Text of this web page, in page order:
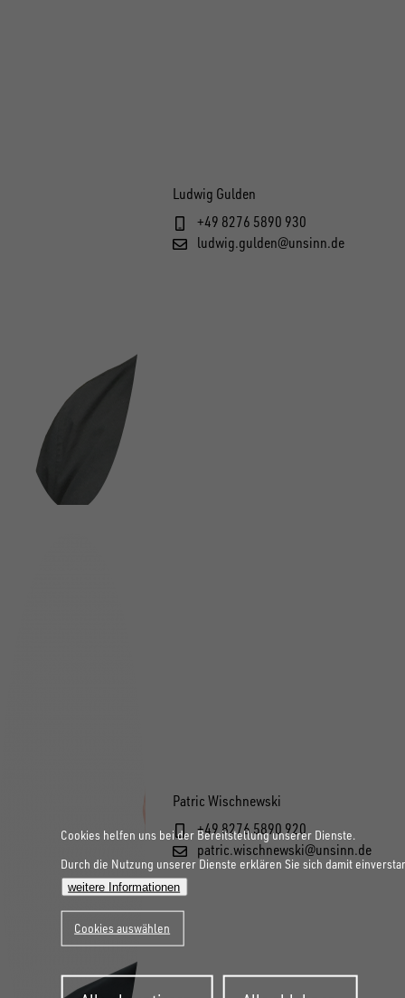
Ludwig Gulden
+49 8276 5890 930
ludwig.gulden@unsinn.de
Patric Wischnewski
+49 8276 5890 920
patric.wischnewski@unsinn.de
Cookies helfen uns bei der Bereitstellung unserer Dienste.
Durch die Nutzung unserer Dienste erklären Sie sich damit
weitere Informationen
Cookies auswählen